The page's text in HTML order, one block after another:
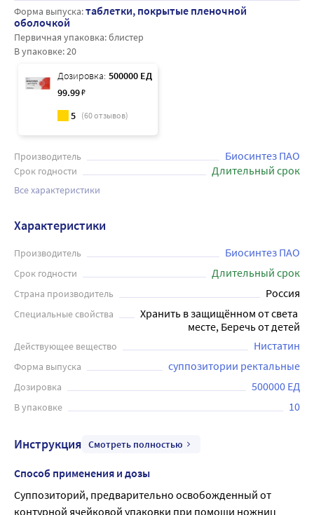
Форма выпуска:таблетки, покрытые пленочной
оболочкой
Первичная упаковка:блистер
В упаковке:20
Дозировка: 500000 ЕД
99.99₽
5 (60отзывов)
Производитель Биосинтез ПАО
Срок годности Длительный срок
Все характеристики
Характеристики
Производитель Биосинтез ПАО
Срок годности Длительный срок
Страна производитель Россия
Специальные свойства
Хранить в защищённом от света
месте, Беречь от детей
Действующее вещество Нистатин
Форма выпуска суппозитории ректальные
Дозировка 500000 ЕД
В упаковке 10
Инструкция Смотреть полностью
Способ применения и дозы
Суппозиторий, предварительно освобожденный от
контурной ячейковой упаковки при помощи ножниц